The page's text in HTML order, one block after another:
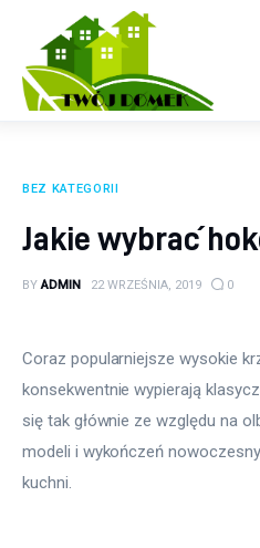
Twój domek
TWOJE ŻYCIE
Kuchnia
Sypialnia
Budowa
BEZ KATEGORII
Jakie wybrać
BY ADMIN 22 WRZEŚNIA, 2019 0
Coraz popularniejsze wysokie
konsekwentnie wypierają
się tak głównie ze względu na
modeli i wykończeń
kuchni.